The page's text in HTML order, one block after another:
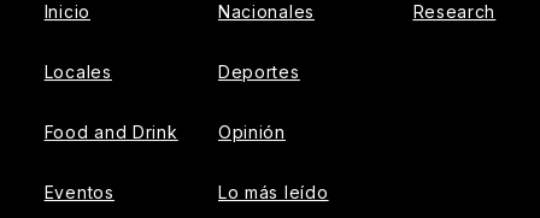
Inicio
Locales
Food and Drink
Eventos
Nacionales
Deportes
Opinión
Lo más leído
Research